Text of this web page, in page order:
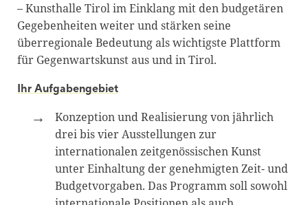
– Kunsthalle Tirol im Einklang mit den budgetären
Gegebenheiten weiter und stärken seine
überregionale Bedeutung als wichtigste Plattform
für Gegenwartskunst aus und in Tirol.
Ihr Aufgabengebiet
Konzeption und Realisierung von jährlich
drei bis vier Ausstellungen zur
internationalen zeitgenössischen Kunst
unter Einhaltung der genehmigten Zeit- und
Budgetvorgaben. Das Programm soll sowohl